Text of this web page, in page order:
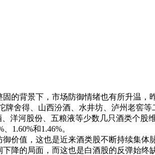
的背景下，市场防御情绪也有所升温，
得、山西汾酒、水井坊、泸州老窖等
、洋河股份、五粮液等少数几只酒类个股
1.60%和1.46%。
值，这也是近来酒类股不断持续集体
降的局面，而这也是白酒股的反弹始终